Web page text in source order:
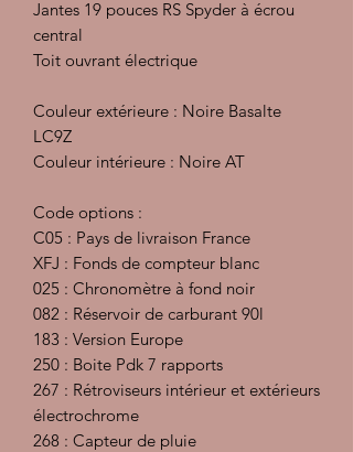
Jantes 19 pouces RS Spyder à écrou
central
Toit ouvrant électrique
Couleur extérieure : Noire Basalte
LC9Z
Couleur intérieure : Noire AT
Code options :
C05 : Pays de livraison France
XFJ : Fonds de compteur blanc
025 : Chronomètre à fond noir
082 : Réservoir de carburant 90l
183 : Version Europe
250 : Boite Pdk 7 rapports
267 : Rétroviseurs intérieur et extérieurs
électrochrome
268 : Capteur de pluie